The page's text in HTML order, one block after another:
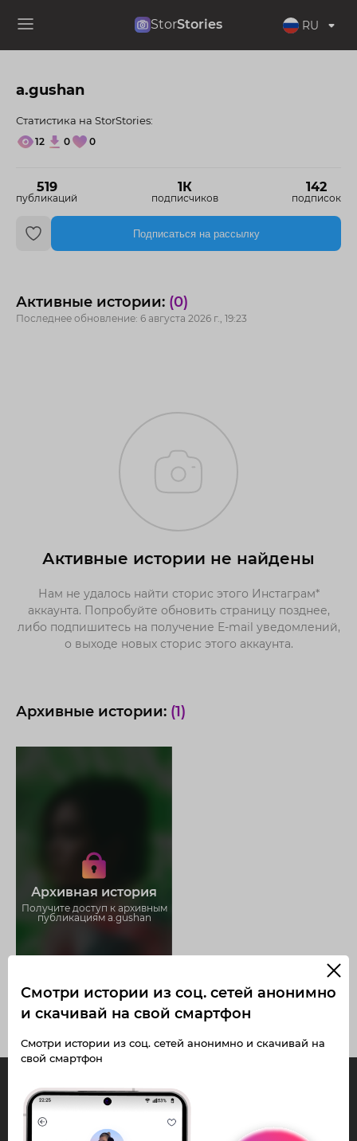
StorStories RU
a.gushan
519
публикаций
1К
подписчиков
142
подписок
Статистика на StorStories:
12 0 0
Подписаться на рассылку
Активные истории: (0)
Последнее обновление: 6 августа 2026 г., 19:23
Активные истории не найдены
Нам не удалось найти сторис этого Инстаграм*
аккаунта. Попробуйте обновить страницу позднее,
либо подпишитесь на получение E-mail уведомлений,
о выходе новых сторис этого аккаунта.
Архивные истории: (1)
Архивная история
Получите доступ к архивным
публикациям a.gushan
Получите доступ к архивным
историям a.gushan
Не отвлекайтесь на рекламу
Загружайте истории без
ограничений
InstaPie
Смотри истории из соц. сетей анонимно
и скачивай на свой смартфон
Смотри истории из соц. сетей анонимно и скачивай на
свой смартфон